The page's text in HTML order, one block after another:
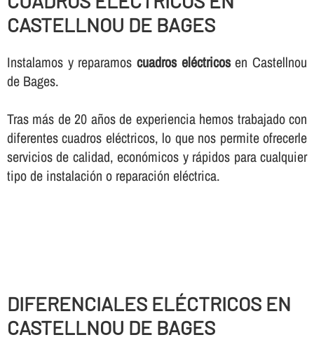
CASTELLNOU DE BAGES
Instalamos y reparamos cuadros eléctricosen Castellnou
de Bages.
Tras más de 20 años de experiencia hemos trabajado con
diferentes cuadros eléctricos, lo que nos permite ofrecerle
servicios de calidad, económicos y rápidos para cualquier
tipo de instalación o reparación eléctrica.
DIFERENCIALES ELÉCTRICOS EN
CASTELLNOU DE BAGES